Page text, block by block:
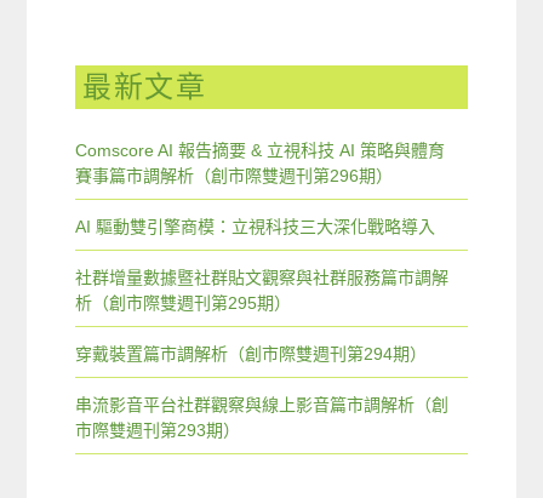
最新文章
Comscore AI 報告摘要 & 立視科技 AI 策略與體育
賽事篇市調解析（創市際雙週刊第296期）
AI 驅動雙引擎商模：立視科技三大深化戰略導入
社群增量數據暨社群貼文觀察與社群服務篇市調解
析（創市際雙週刊第295期）
穿戴裝置篇市調解析（創市際雙週刊第294期）
串流影音平台社群觀察與線上影音篇市調解析（創
市際雙週刊第293期）